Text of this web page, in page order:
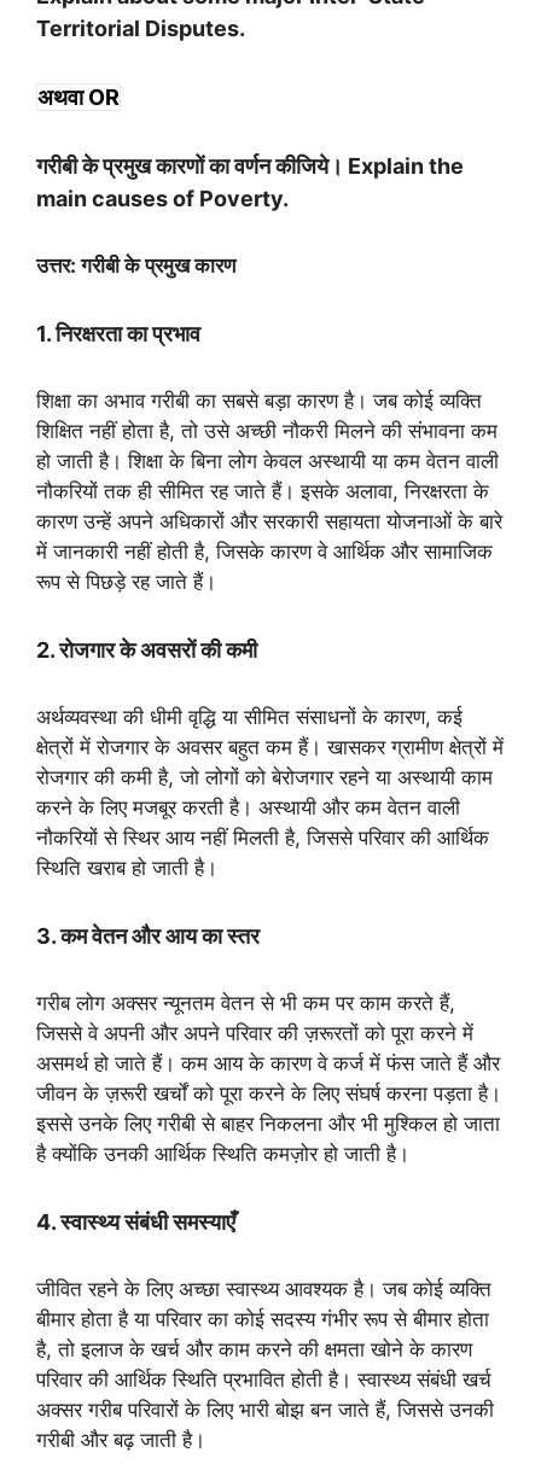
Territorial Disputes.
अथवा OR
गरीबी के प्रमुख कारणों का वर्णन कीजिये। Explain the
main causes of Poverty.
उत्तर: गरीबी के प्रमुख कारण
1. निरक्षरता का प्रभाव
शिक्षा का अभाव गरीबी का सबसे बड़ा कारण है। जब कोई व्यक्ति
शिक्षित नहीं होता है, तो उसे अच्छी नौकरी मिलने की संभावना कम
हो जाती है। शिक्षा के बिना लोग केवल अस्थायी या कम वेतन वाली
नौकरियों तक ही सीमित रह जाते हैं। इसके अलावा, निरक्षरता के
कारण उन्हें अपने अधिकारों और सरकारी सहायता योजनाओं के बारे
में जानकारी नहीं होती है, जिसके कारण वे आर्थिक और सामाजिक
रूप से पिछड़े रह जाते हैं।
2. रोजगार के अवसरों की कमी
अर्थव्यवस्था की धीमी वृद्धि या सीमित संसाधनों के कारण, कई
क्षेत्रों में रोजगार के अवसर बहुत कम हैं। खासकर ग्रामीण क्षेत्रों में
रोजगार की कमी है, जो लोगों को बेरोजगार रहने या अस्थायी काम
करने के लिए मजबूर करती है। अस्थायी और कम वेतन वाली
नौकरियों से स्थिर आय नहीं मिलती है, जिससे परिवार की आर्थिक
स्थिति खराब हो जाती है।
3. कम वेतन और आय का स्तर
गरीब लोग अक्सर न्यूनतम वेतन से भी कम पर काम करते हैं,
जिससे वे अपनी और अपने परिवार की ज़रूरतों को पूरा करने में
असमर्थ हो जाते हैं। कम आय के कारण वे कर्ज में फंस जाते हैं और
जीवन के ज़रूरी खर्चों को पूरा करने के लिए संघर्ष करना पड़ता है।
इससे उनके लिए गरीबी से बाहर निकलना और भी मुश्किल हो जाता
है क्योंकि उनकी आर्थिक स्थिति कमज़ोर हो जाती है।
4. स्वास्थ्य संबंधी समस्याएँ
जीवित रहने के लिए अच्छा स्वास्थ्य आवश्यक है। जब कोई व्यक्ति
बीमार होता है या परिवार का कोई सदस्य गंभीर रूप से बीमार होता
है, तो इलाज के खर्च और काम करने की क्षमता खोने के कारण
परिवार की आर्थिक स्थिति प्रभावित होती है। स्वास्थ्य संबंधी खर्च
अक्सर गरीब परिवारों के लिए भारी बोझ बन जाते हैं, जिससे उनकी
गरीबी और बढ़ जाती है।